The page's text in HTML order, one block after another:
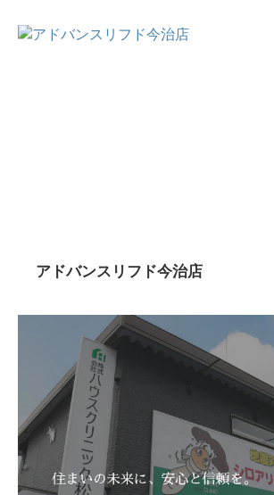
アドバンスリフド今治店